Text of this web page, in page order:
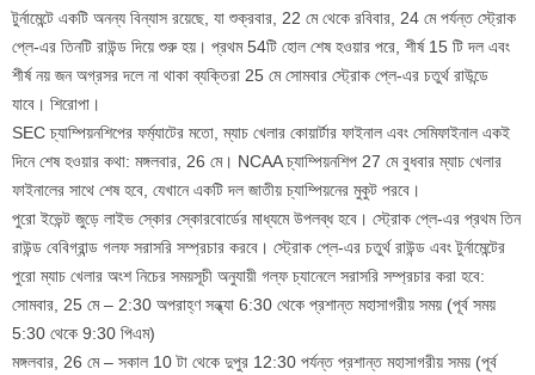
টুর্নামেন্টে একটি অনন্য বিন্যাস রয়েছে, যা শুক্রবার, 22 মে থেকে রবিবার, 24 মে পর্যন্ত স্ট্রোক
প্লে-এর তিনটি রাউন্ড দিয়ে শুরু হয়। প্রথম 54টি হোল শেষ হওয়ার পরে, শীর্ষ 15 টি দল এবং
শীর্ষ নয় জন অগ্রসর দলে না থাকা ব্যক্তিরা 25 মে সোমবার স্ট্রোক প্লে-এর চতুর্থ রাউন্ডে
যাবে। শিরোপা।
SEC চ্যাম্পিয়নশিপের ফর্ম্যাটের মতো, ম্যাচ খেলার কোয়ার্টার ফাইনাল এবং সেমিফাইনাল একই
দিনে শেষ হওয়ার কথা: মঙ্গলবার, 26 মে। NCAA চ্যাম্পিয়নশিপ 27 মে বুধবার ম্যাচ খেলার
ফাইনালের সাথে শেষ হবে, যেখানে একটি দল জাতীয় চ্যাম্পিয়নের মুকুট পরবে।
পুরো ইভেন্ট জুড়ে লাইভ স্কোর স্কোরবোর্ডের মাধ্যমে উপলব্ধ হবে। স্ট্রোক প্লে-এর প্রথম তিন
রাউন্ড বেবিগ্রান্ড গলফ সরাসরি সম্প্রচার করবে। স্ট্রোক প্লে-এর চতুর্থ রাউন্ড এবং টুর্নামেন্টের
পুরো ম্যাচ খেলার অংশ নিচের সময়সূচী অনুযায়ী গল্ফ চ্যানেলে সরাসরি সম্প্রচার করা হবে:
সোমবার, 25 মে – 2:30 অপরাহ্ণ সন্ধ্যা 6:30 থেকে প্রশান্ত মহাসাগরীয় সময় (পূর্ব সময়
5:30 থেকে 9:30 পিএম)
মঙ্গলবার, 26 মে – সকাল 10 টা থেকে দুপুর 12:30 পর্যন্ত প্রশান্ত মহাসাগরীয় সময় (পূর্ব